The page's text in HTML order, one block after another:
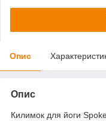
Опис
Опис
Килимок для йоги